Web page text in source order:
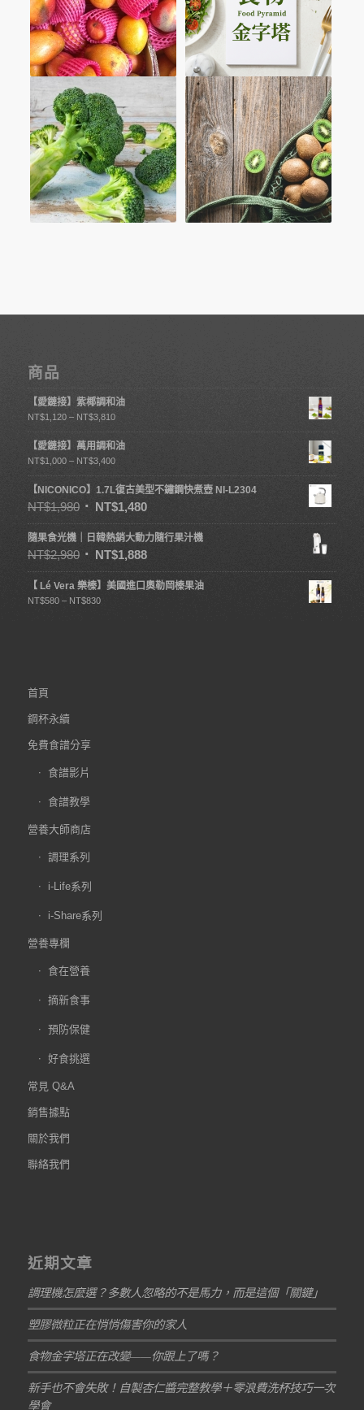
商品
【愛鏈接】紫椰調和油
NT$1,120 – NT$3,810
【愛鏈接】萬用調和油
NT$1,000 – NT$3,400
【NICONICO】1.7L復古美型不鏽鋼快煮壺 NI-L2304
NT$1,980 NT$1,480
隨果食光機｜日韓熱銷大動力隨行果汁機
NT$2,980 NT$1,888
【 Lé Vera 樂榛】美國進口奧勒岡榛果油
NT$580 – NT$830
首頁
鋼杯永續
免費食譜分享
食譜影片
食譜教學
營養大師商店
調理系列
i-Life系列
i-Share系列
營養專欄
食在營養
摘新食事
預防保健
好食挑選
常見 Q&A
銷售據點
關於我們
聯絡我們
近期文章
調理機怎麼選？多數人忽略的不是馬力，而是這個「關鍵」
塑膠微粒正在悄悄傷害你的家人
食物金字塔正在改變——你跟上了嗎？
新手也不會失敗！自製杏仁醬完整教學＋零浪費洗杯技巧一次
學會